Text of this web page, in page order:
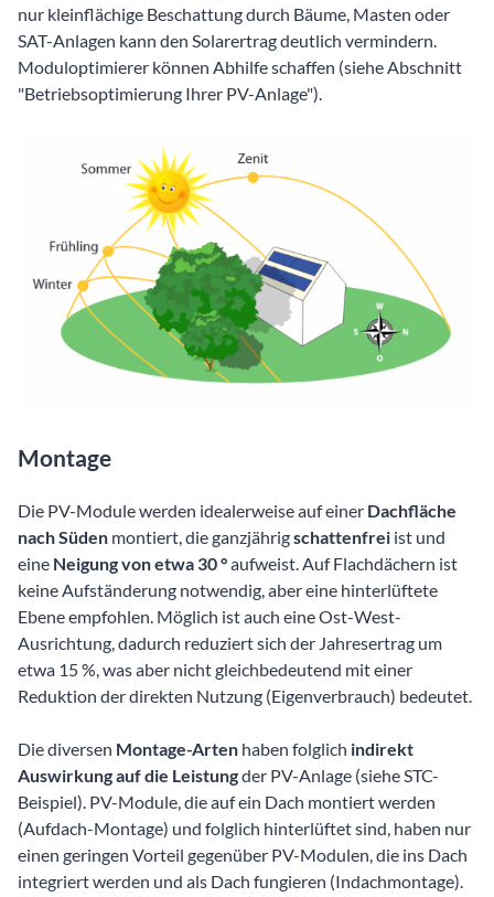
nur kleinflächige Beschattung durch Bäume, Masten oder
SAT-Anlagen kann den Solarertrag deutlich vermindern.
Moduloptimierer können Abhilfe schaffen (siehe Abschnitt
"Betriebsoptimierung Ihrer PV-Anlage").
Montage
Die PV-Module werden idealerweise auf einer Dachfläche
nach Süden montiert, die ganzjährigschattenfrei ist und
eine Neigung von etwa 30 °aufweist. Auf Flachdächern ist
keine Aufständerung notwendig, aber eine hinterlüftete
Ebene empfohlen. Möglich ist auch eine Ost-West-
Ausrichtung, dadurch reduziert sich der Jahresertrag um
etwa 15 %, was aber nicht gleichbedeutend mit einer
Reduktion der direkten Nutzung (Eigenverbrauch) bedeutet.
Die diversen Montage-Arten haben folglich indirekt
Auswirkung auf die Leistungder PV-Anlage (siehe STC-
Beispiel). PV-Module, die auf ein Dach montiert werden
(Aufdach-Montage) und folglich hinterlüftet sind, haben nur
einen geringen Vorteil gegenüber PV-Modulen, die ins Dach
integriert werden und als Dach fungieren (Indachmontage).